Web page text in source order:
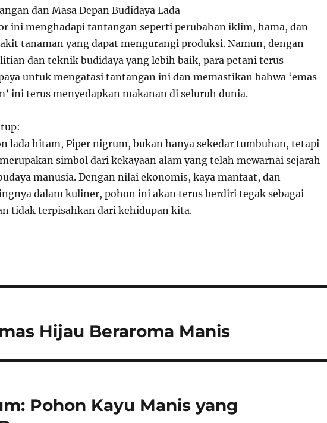
dan Masa Depan Budidaya Lada
ini menghadapi tantangan seperti perubahan iklim, hama, dan
tanaman yang dapat mengurangi produksi. Namun, dengan
dan teknik budidaya yang lebih baik, para petani terus
untuk mengatasi tantangan ini dan memastikan bahwa ‘emas
ini terus menyedapkan makanan di seluruh dunia.
lada hitam, Piper nigrum, bukan hanya sekedar tumbuhan, tetapi
simbol dari kekayaan alam yang telah mewarnai sejarah
manusia. Dengan nilai ekonomis, kaya manfaat, dan
dalam kuliner, pohon ini akan terus berdiri tegak sebagai
tidak terpisahkan dari kehidupan kita.
Hijau Beraroma Manis
Pohon Kayu Manis yang